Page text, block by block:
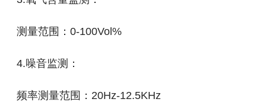
测量范围：0-100Vol%
4.噪⾳监测：
频率测量范围：20Hz-12.5KHz